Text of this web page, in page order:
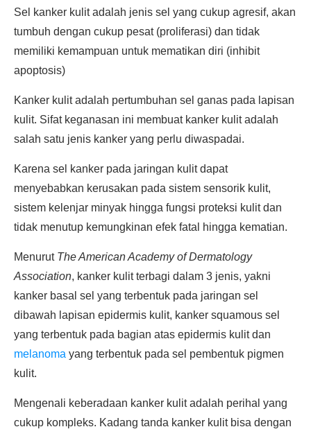
Sel kanker kulit adalah jenis sel yang cukup agresif, akan
tumbuh dengan cukup pesat (proliferasi) dan tidak
memiliki kemampuan untuk mematikan diri (inhibit
apoptosis)
Kanker kulit adalah pertumbuhan sel ganas pada lapisan
kulit. Sifat keganasan ini membuat kanker kulit adalah
salah satu jenis kanker yang perlu diwaspadai.
Karena sel kanker pada jaringan kulit dapat
menyebabkan kerusakan pada sistem sensorik kulit,
sistem kelenjar minyak hingga fungsi proteksi kulit dan
tidak menutup kemungkinan efek fatal hingga kematian.
Menurut The American Academy of Dermatology
Association, kanker kulit terbagi dalam 3 jenis, yakni
kanker basal sel yang terbentuk pada jaringan sel
dibawah lapisan epidermis kulit, kanker squamous sel
yang terbentuk pada bagian atas epidermis kulit dan
melanoma yang terbentuk pada sel pembentuk pigmen
kulit.
Mengenali keberadaan kanker kulit adalah perihal yang
cukup kompleks. Kadang tanda kanker kulit bisa dengan